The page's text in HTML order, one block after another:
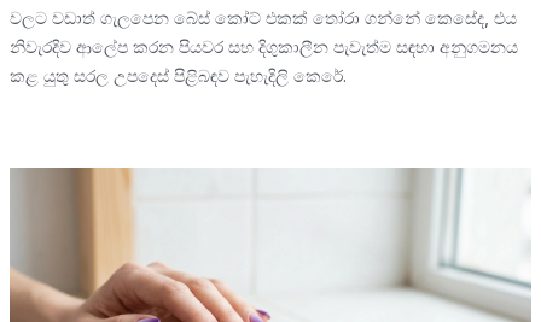
වලට වඩාත් ගැලපෙන බේස් කෝට් එකක් තෝරා ගන්නේ කෙසේද, එය
නිවැරදිව ආලේප කරන පියවර සහ දිගුකාලීන පැවැත්ම සඳහා අනුගමනය
කළ යුතු සරල උපදෙස් පිළිබඳව පැහැදිලි කෙරේ.